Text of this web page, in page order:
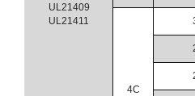
UL21409
UL21411
4C